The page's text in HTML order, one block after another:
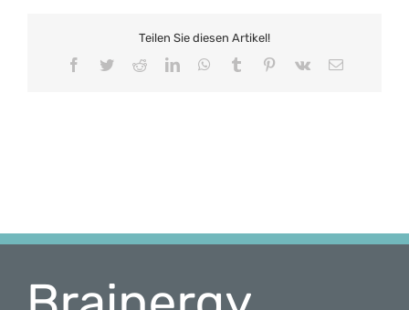
Teilen Sie diesen Artikel!
Facebook
TwitterRedditLinkedInWhatsApp
Tumblr Pinterest
Vk
E-